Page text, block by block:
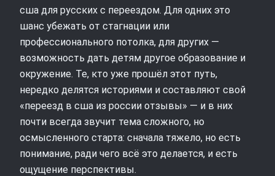
сша для русских с переездом. Для одних это
шанс убежать от стагнации или
профессионального потолка, для других —
возможность дать детям другое образование и
окружение. Те, кто уже прошёл этот путь,
нередко делятся историями и составляют свой
«переезд в сша из россии отзывы» — и в них
почти всегда звучит тема сложного, но
осмысленного старта: сначала тяжело, но есть
понимание, ради чего всё это делается, и есть
ощущение перспективы.